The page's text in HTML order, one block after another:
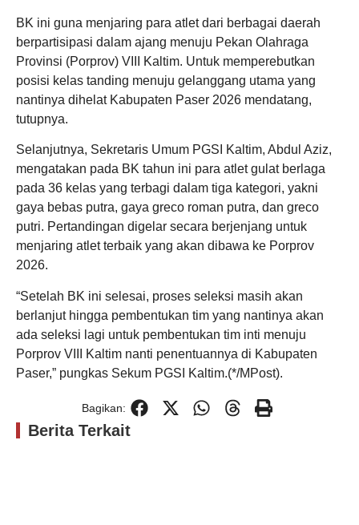
BK ini guna menjaring para atlet dari berbagai daerah
berpartisipasi dalam ajang menuju Pekan Olahraga
Provinsi (Porprov) VIII Kaltim. Untuk memperebutkan
posisi kelas tanding menuju gelanggang utama yang
nantinya dihelat Kabupaten Paser 2026 mendatang,
tutupnya.
Selanjutnya, Sekretaris Umum PGSI Kaltim, Abdul Aziz,
mengatakan pada BK tahun ini para atlet gulat berlaga
pada 36 kelas yang terbagi dalam tiga kategori, yakni
gaya bebas putra, gaya greco roman putra, dan greco
putri. Pertandingan digelar secara berjenjang untuk
menjaring atlet terbaik yang akan dibawa ke Porprov
2026.
“Setelah BK ini selesai, proses seleksi masih akan
berlanjut hingga pembentukan tim yang nantinya akan
ada seleksi lagi untuk pembentukan tim inti menuju
Porprov VIII Kaltim nanti penentuannya di Kabupaten
Paser,” pungkas Sekum PGSI Kaltim.(*/MPost).
Bagikan:
Berita Terkait